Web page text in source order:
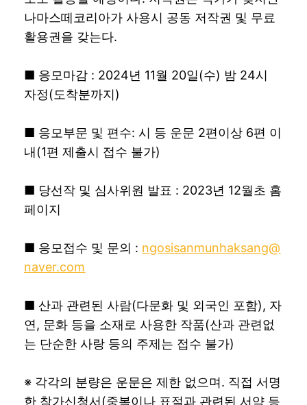
나마스떼코리아가 사용시 공동 저작권 및 무료
활용권을 갖는다.
■ 응모마감 : 2024년 11월 20일(수) 밤 24시
자정(도착분까지)
■ 응모부문 및 편수: 시 등 운문 2편이상 6편 이
내(1편 제출시 접수 불가)
■ 당선작 및 심사위원 발표 : 2023년 12월초 홈
페이지
■ 응모접수 및 문의 : ngosisanmunhaksang@
naver.com
■ 산과 관련된 사람(다문화 및 외국인 포함), 자
연, 문화 등을 소재로 사용한 작품(산과 관련없
는 단순한 사랑 등의 주제는 접수 불가)
※ 각각의 분량은 운문은 제한 없으며. 직접 서명
한 참가신청서(중복이나 표절과 관련된 서약 등